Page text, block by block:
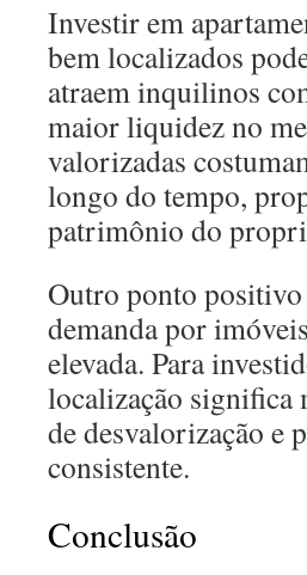
Investir em
bem localizados
atraem inquilinos
maior liquidez no
valorizadas
longo do tempo,
patrimônio do
Outro ponto positivo
demanda por
elevada. Para
localização significa
de desvalorização e
consistente.
Conclusão